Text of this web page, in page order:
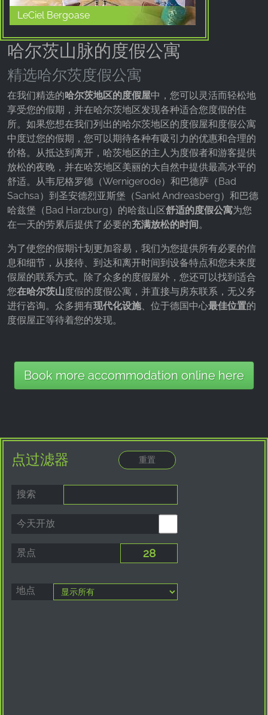
LeCiel Bergoase
哈尔茨山脉的度假公寓
精选哈尔茨度假公寓
在我们精选的哈尔茨地区的度假屋中，您可以灵活而轻松地
享受您的假期，并在哈尔茨地区发现各种适合您度假的住
所。如果您想在我们列出的哈尔茨地区的度假屋和度假公寓
中度过您的假期，您可以期待各种有吸引力的优惠和合理的
价格。从抵达到离开，哈茨地区的主人为度假者和游客提供
放松的夜晚，并在哈茨地区美丽的大自然中提供最高水平的
舒适。从韦尼格罗德（Wernigerode）和巴德萨（Bad
Sachsa）到圣安德烈亚斯堡（Sankt Andreasberg）和巴德
哈兹堡（Bad Harzburg）的哈兹山区舒适的度假公寓为您
在一天的劳累后提供了必要的充满放松的时间。
为了使您的假期计划更加容易，我们为您提供所有必要的信
息和细节，从接待、到达和离开时间到设备特点和您未来度
假屋的联系方式。除了众多的度假屋外，您还可以找到适合
您在哈尔茨山度假的度假公寓，并直接与房东联系，无义务
进行咨询。众多拥有现代化设施、位于德国中心最佳位置的
度假屋正等待着您的发现。
Book more accommodation online here
点过滤器
搜索
今天开放
景点
地点